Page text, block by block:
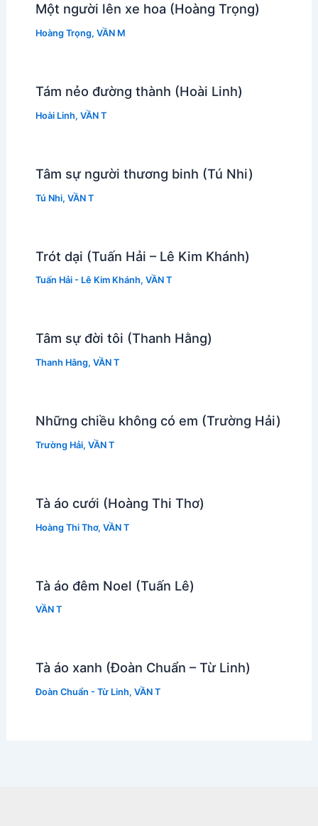
Một người lên xe hoa (Hoàng Trọng)
Hoàng Trọng, VẦN M
Tám nẻo đường thành (Hoài Linh)
Hoài Linh, VẦN T
Tâm sự người thương binh (Tú Nhi)
Tú Nhi, VẦN T
Trót dại (Tuấn Hải – Lê Kim Khánh)
Tuấn Hải - Lê Kim Khánh, VẦN T
Tâm sự đời tôi (Thanh Hằng)
Thanh Hằng, VẦN T
Những chiều không có em (Trường Hải)
Trường Hải, VẦN T
Tà áo cưới (Hoàng Thi Thơ)
Hoàng Thi Thơ, VẦN T
Tà áo đêm Noel (Tuấn Lê)
VẦN T
Tà áo xanh (Đoàn Chuẩn – Từ Linh)
Đoàn Chuẩn - Từ Linh, VẦN T